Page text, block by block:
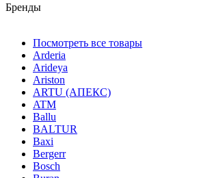
Бренды
Посмотреть все товары
Arderia
Arideya
Ariston
ARTU (АПЕКС)
ATM
Ballu
BALTUR
Baxi
Bergerr
Bosch